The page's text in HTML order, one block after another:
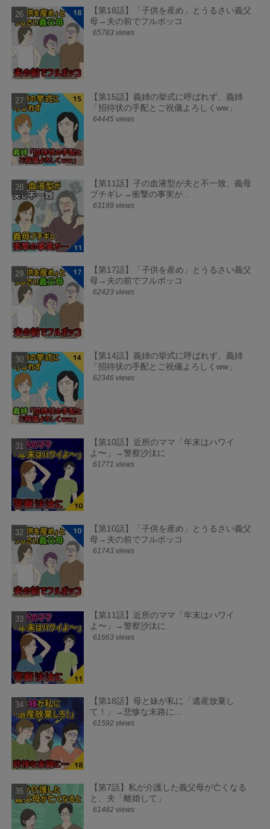
【第18話】「子供を産め」とうるさい義父
母→夫の前でフルボッコ
65783 views
【第15話】義姉の挙式に呼ばれず、義姉
「招待状の手配とご祝儀よろしくww」
64445 views
【第11話】子の血液型が夫と不一致、義母
ブチギレ→衝撃の事実が...
63199 views
【第17話】「子供を産め」とうるさい義父
母→夫の前でフルボッコ
62423 views
【第14話】義姉の挙式に呼ばれず、義姉
「招待状の手配とご祝儀よろしくww」
62346 views
【第10話】近所のママ「年末はハワイ
よ〜」→警察沙汰に
61771 views
【第10話】「子供を産め」とうるさい義父
母→夫の前でフルボッコ
61743 views
【第11話】近所のママ「年末はハワイ
よ〜」→警察沙汰に
61663 views
【第18話】母と妹が私に「遺産放棄し
て！」→悲惨な末路に...
61592 views
【第7話】私が介護した義父母が亡くなる
と、夫「離婚して」
61482 views